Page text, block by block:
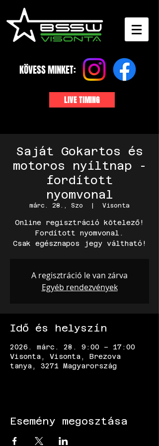
KÖVESS MINKET:
LIVE TIMING
Saját Gokartos és
motoros nyíltnap -
fordított
nyomvonal
márc. 28., Szo Visonta
Online regisztráció kötelező!
Fordított nyomvonal.
Csak egésznapos jegy váltható!
A regisztráció le van zárva
Egyéb rendezvények
Idő és helyszín
2026. márc. 28. 9:00 – 17:00
Visonta, Visonta, Brezova
tanya, 3271 Magyarország
Esemény megosztása